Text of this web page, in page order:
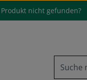
Produkt nicht gefunden?